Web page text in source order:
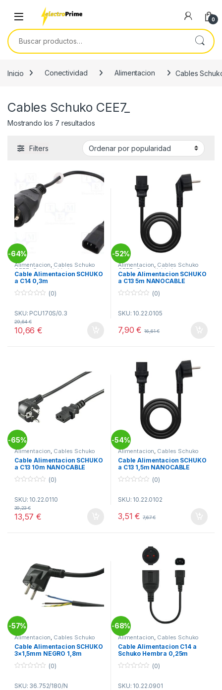
Skip to navigation
Skip to content
0
Buscar por:
Inicio Conectividad Alimentacion Cables
Cables Schuko CEE7_
Mostrando los 7 resultadosOrdenado por popularidad
Filters
-64%
Alimentacion, Cables Schuko
CEE7_ Conectividad
Cable Alimentacion SCHUKO
a C14 0,3m
u
t
o
f
(0)
SKU: PCU170S/0.3
10,66€
29,64€
-52%
Alimentacion, Cables Schuko
CEE7_ Conectividad
Cable Alimentacion SCHUKO
a C13 5m NANOCABLE
u
f
(0)
SKU: 10.22.0105
7,90€ 16,61€
-65%
Alimentacion, Cables Schuko
CEE7_ Conectividad
Cable Alimentacion SCHUKO
a C13 10m NANOCABLE
u
t
o
f
(0)
SKU: 10.22.0110
13,57€
39,23€
-54%
Alimentacion, Cables Schuko
CEE7_ Conectividad
Cable Alimentacion SCHUKO
a C13 1,5m NANOCABLE
u
f
(0)
SKU: 10.22.0102
3,51€ 7,67€
-57%
Alimentacion, Cables Schuko
CEE7_ Conectividad
Cable Alimentacion SCHUKO
3×1,5mm NEGRO 1,8m
u
(0)
SKU: 36.752/180/N
-68%
Alimentacion, Cables Schuko
CEE7_ Conectividad
Cable Alimentacion C14 a
Schuko Hembra 0,25m
u
(0)
SKU: 10.22.0901